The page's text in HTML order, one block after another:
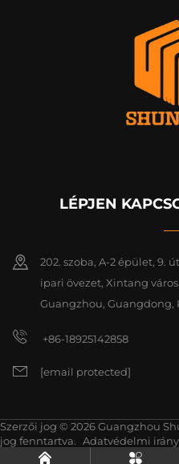
LÉPJEN
202. szoba, A-2 épület, 9.
ipari övezet, Xintang
Guangzhou, Guangdong,
+86-18925142858
[email protected]
Szerzői jog © 2026 Guangzhou
jog fenntartva. Adatvédelmi